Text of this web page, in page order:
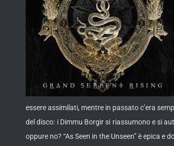
essere assimilati, mentre in passato c’era
del disco: i Dimmu Borgir si riassumono e si
oppure no? “As Seen in the Unseen” è epica